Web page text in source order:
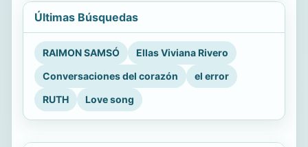
Últimas Búsquedas
RAIMON SAMSÓ
Ellas Viviana Rivero
Conversaciones del corazón
el error
RUTH
Love song